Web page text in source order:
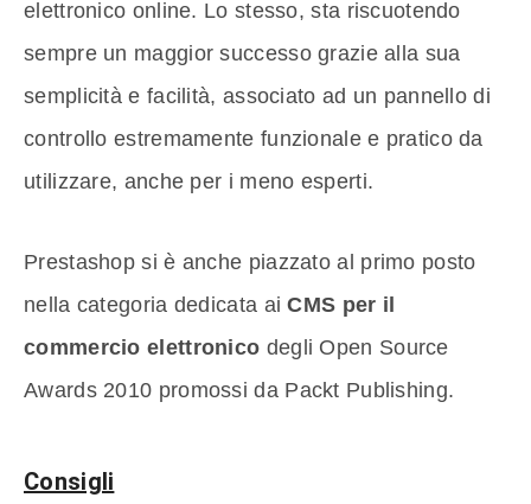
elettronico online. Lo stesso, sta riscuotendo
sempre un maggior successo grazie alla sua
semplicità e facilità, associato ad un pannello di
controllo estremamente funzionale e pratico da
utilizzare, anche per i meno esperti.
Prestashop si è anche piazzato al primo posto
nella categoria dedicata aiCMS per il
commercio elettronico degli Open Source
Awards 2010 promossi da Packt Publishing.
Consigli